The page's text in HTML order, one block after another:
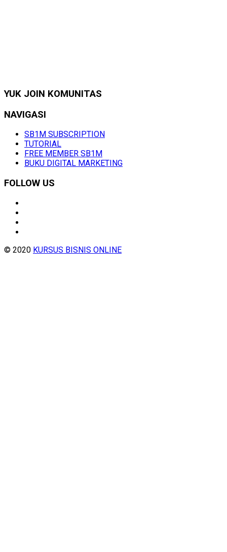
YUK JOIN KOMUNITAS
NAVIGASI
SB1M SUBSCRIPTION
TUTORIAL
FREE MEMBER SB1M
BUKU DIGITAL MARKETING
FOLLOW US
© 2020 KURSUS BISNIS ONLINE